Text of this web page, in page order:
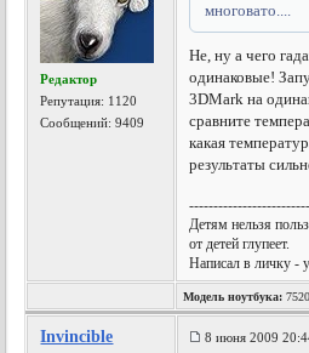
Редактор
Репутация: 1120
Сообщений: 9409
многовато....
Не, ну а чего
одинаковые!
3DMark на
сравните
какая
результаты
Детям нельзя
от детей глупеет.
Написал в личку -
Модель ноутбука:
Invincible 8 июня 2009